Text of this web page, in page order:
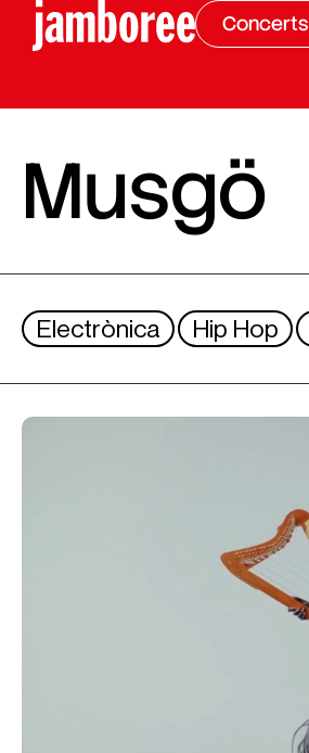
Concerts
Musgö
Electrònica Hip Hop